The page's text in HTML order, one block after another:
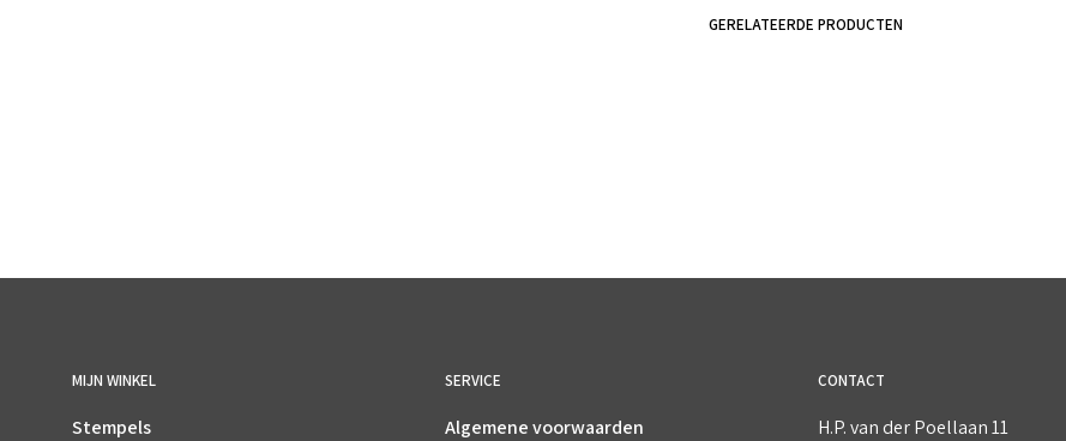
GERELATEERDE PRODUCTEN
MIJN WINKEL
Stempels
SERVICE
Algemene voorwaarden
CONTACT
H.P. van der Poellaan 11